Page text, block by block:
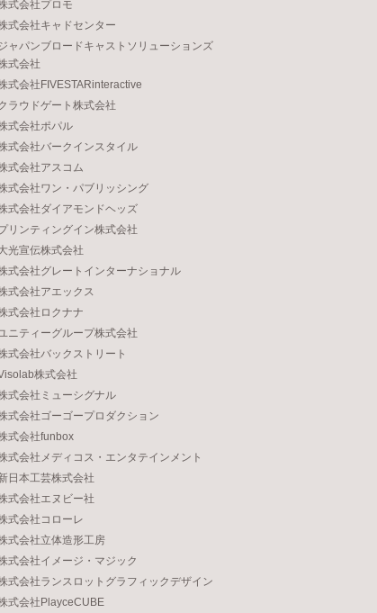
式会社プロモ
式会社キャドセンター
ャパンブロードキャストソリューションズ
式会社
式会社FIVESTARinteractive
ラウドゲート株式会社
式会社ポパル
式会社バークインスタイル
式会社アスコム
式会社ワン・パブリッシング
式会社ダイアモンドヘッズ
リンティングイン株式会社
光宣伝株式会社
式会社グレートインターナショナル
式会社アエックス
式会社ロクナナ
ニティーグループ株式会社
式会社バックストリート
株式会社
式会社ミューシグナル
式会社ゴーゴープロダクション
式会社funbox
式会社メディコス・エンタテインメント
日本工芸株式会社
式会社エヌビー社
式会社コローレ
式会社立体造形工房
式会社イメージ・マジック
式会社ランスロットグラフィックデザイン
式会社PlayceCUBE